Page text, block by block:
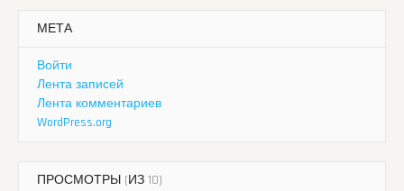
МЕТА
Войти
Лента записей
Лента комментариев
WordPress.org
ПРОСМОТРЫ (ИЗ 10)